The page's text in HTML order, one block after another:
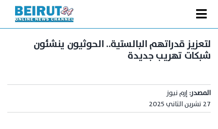
content
Toggle
Navigation
الصفحة الرئيسية
سياسة
فنّ
لتعزيز قدراتهم البالستية.. الحوثيون ينشئون
شبكات تهريب جديدة
المصدر:إرم نيوز
27 تشرين الثاني 2025